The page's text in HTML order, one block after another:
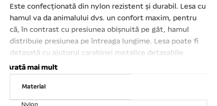
Este confecționată din nylon rezistent și durabil. Lesa cu
hamul va da animalului dvs. un confort maxim, pentru
că, în contrast cu presiunea obișnuită pe gât, hamul
distribuie presiunea pe întreaga lungime. Lesa poate fi
detașată cu ajutorul carabinei metalice detașabile.
Zgarda poate fi dimensionată în funcție de dimensiunea
gâtului câinelui. Hamul este ușor de îmbrăcat, lesa ușor
de prins, iar veți avea un control mai bun asupra
cățelului. Bretelele hamului sunt ajustabile, ceea ce va
Arată mai mult
Material